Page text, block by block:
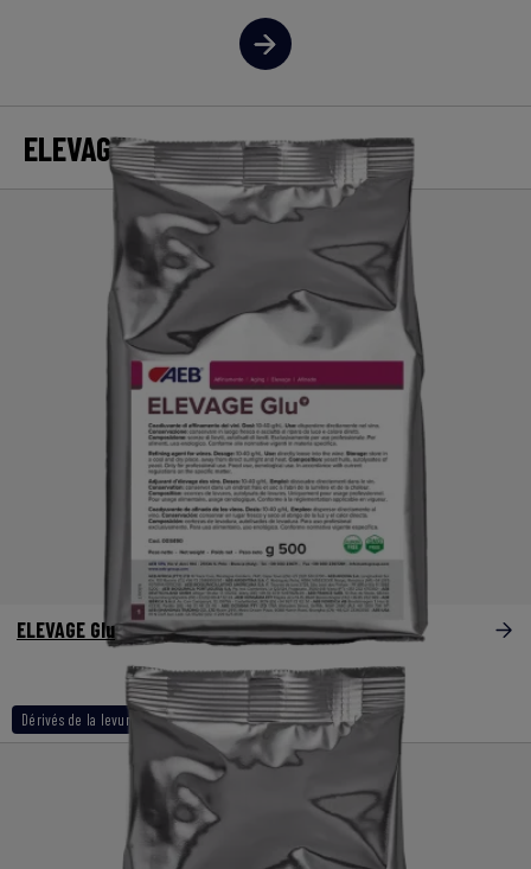
ELEVAGE
Dérivés de la levure
ELEVAGE Glu